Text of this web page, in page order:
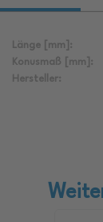
Länge [mm]:
Konusmaß [mm]:
Hersteller: